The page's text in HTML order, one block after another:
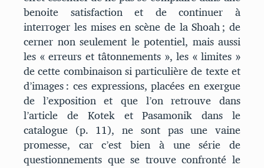
benoite satisfaction et de continuer à
interroger les mises en scène de la Shoah ; de
cerner non seulement le potentiel, mais aussi
les « erreurs et tâtonnements », les « limites »
de cette combinaison si particulière de texte et
d’images : ces expressions, placées en exergue
de l’exposition et que l’on retrouve dans
l’article de Kotek et Pasamonik dans le
catalogue (p. 11), ne sont pas une vaine
promesse, car c’est bien à une série de
questionnements que se trouve confronté le